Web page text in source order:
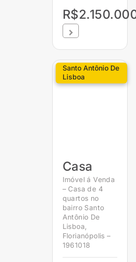
Santo Antônio De
Lisboa
Casa
Imóvel á Venda
– Casa de 4
quartos no
bairro Santo
Antônio De
Lisboa,
Florianópolis –
1961018